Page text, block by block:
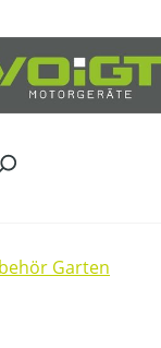
Garten